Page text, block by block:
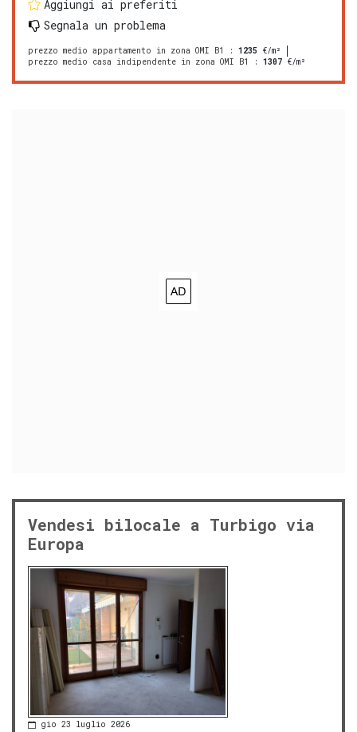
Aggiungi ai preferiti
Segnala un problema
prezzo medio appartamento in zona OMI B1 : 1235 €/m²
prezzo medio casa indipendente in zona OMI B1
: 1307 €/m²
Vendesi bilocale a Turbigo via
Europa
gio 23 luglio 2026